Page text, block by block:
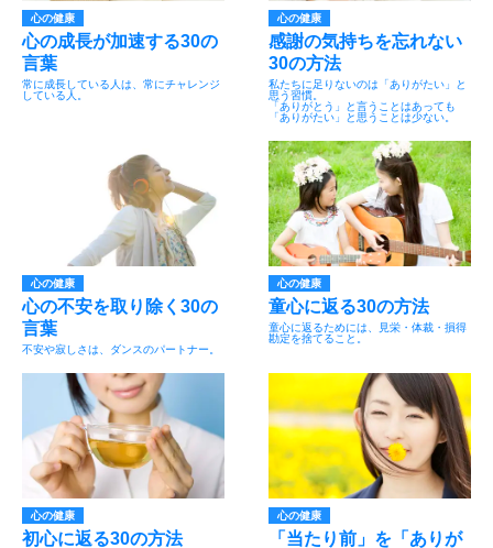
心の健康
心の成長が加速する30の
言葉
常に成長している人は、常にチャレンジ
している人。
心の健康
感謝の気持ちを忘れない
30の方法
私たちに足りないのは「ありがたい」と
思う習慣。
「ありがとう」と言うことはあっても
「ありがたい」と思うことは少ない。
心の健康
心の不安を取り除く30の
言葉
不安や寂しさは、ダンスのパートナー。
心の健康
童心に返る30の方法
童心に返るためには、見栄・体裁・損得
勘定を捨てること。
心の健康
初心に返る30の方法
心の健康
「当たり前」を「ありが